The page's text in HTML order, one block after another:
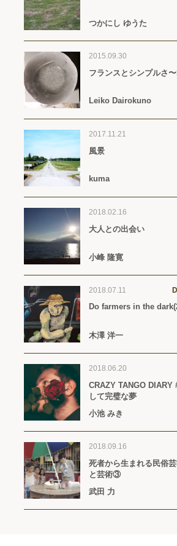
つかにし ゆうた
2015.09.30
フランスとシンプルさ
Leiko Dairokuno
2017.11.21
風景
kuma
2018.02.16
大人との出会い
小峰 隆寛
2018.07.11
Do farmers in the
木澤 洋一
2018.06.20
CRAZY TANGO
して完璧な夢
小池 みき
2018.09.16
死者から生まれる民俗
と芸術③
武田 力